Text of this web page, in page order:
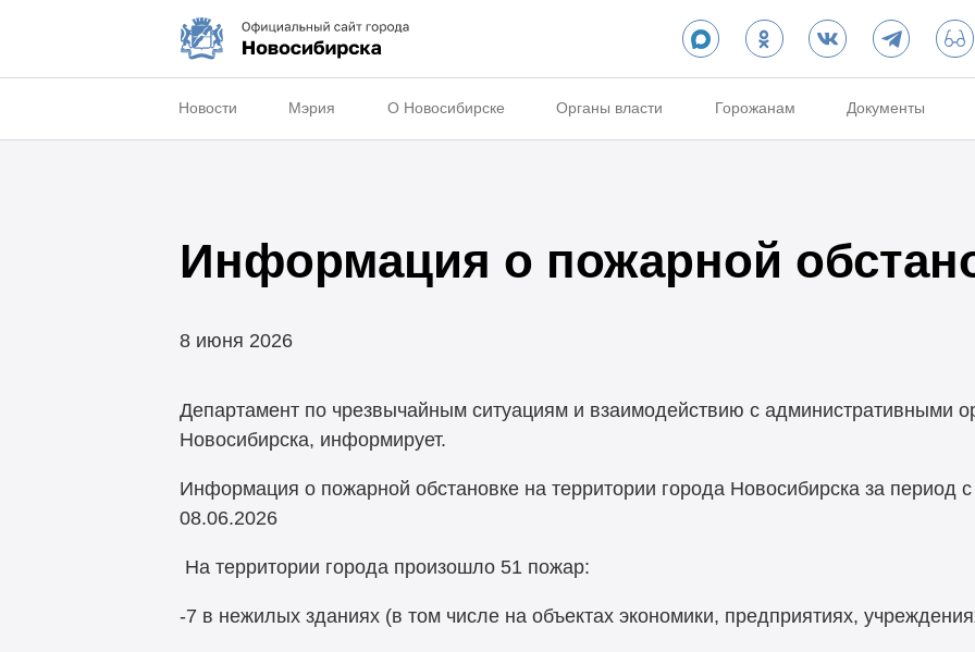
Новости Мэрия О Новосибирске Органы власти Горожанам Документы
Информация о пожарной
8 июня 2026
Департамент по чрезвычайным ситуациям и взаимодействию с административными
Новосибирска, информирует.
Информация о пожарной обстановке на территории города Новосибирска за период
08.06.2026
На территории города произошло 51 пожар:
-7 в нежилых зданиях (в том числе на объектах экономики, предприятиях,